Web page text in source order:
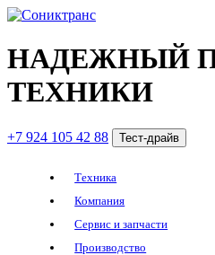
НАДЕЖНЫЙ
ТЕХНИКИ
+7 924 105 42 88 Тест-драйв
Техника
Компания
Сервис и запчасти
Производство